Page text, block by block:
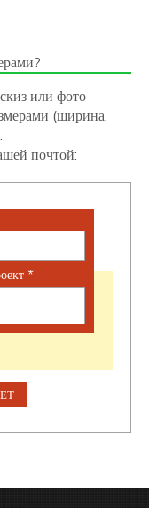
или фото
(ширина,
почтой:
*